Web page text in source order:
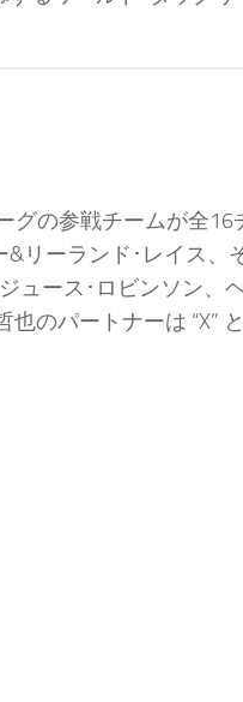
グの参戦チームが全
リーランド･レイス、
ュース･ロビンソン、
のパートナーは “X”